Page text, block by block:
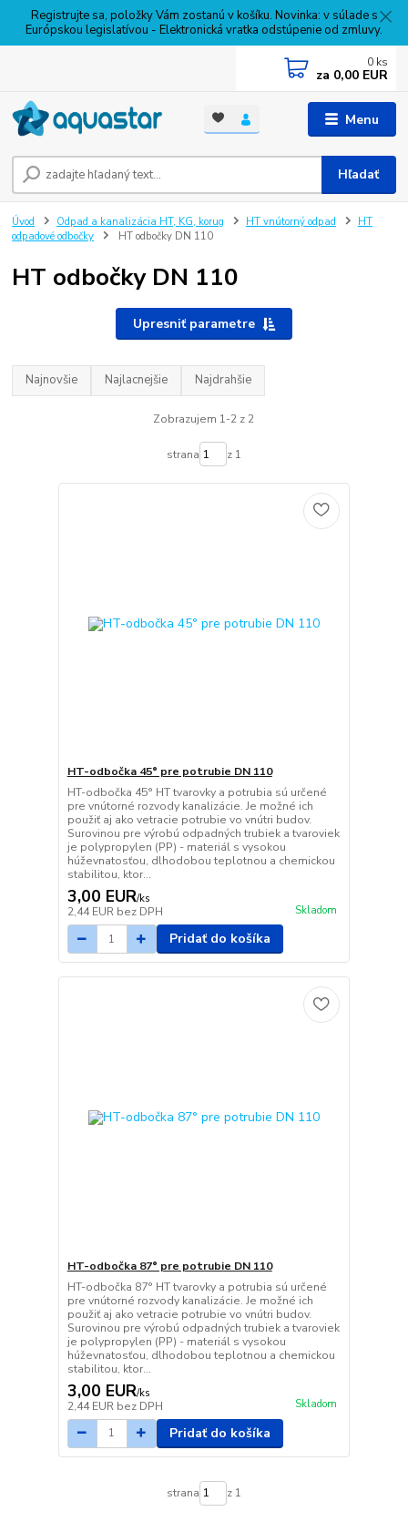
Registrujte sa, položky Vám zostanú v košíku. Novinka: v súlade s
Európskou legislatívou - Elektronická vratka odstúpenie od zmluvy.
Menu
Hľadať
0 ks
za 0,00 EUR
Úvod Odpad a kanalizácia HT, KG, korug HT vnútorný odpad
HT
odpadové odbočky
HT odbočky DN 110
HT odbočky DN 110
Upresniť parametre
Najnovšie Najlacnejšie Najdrahšie
Zobrazujem 1-2 z 2
strana z 1
HT-odbočka 45° pre potrubie DN 110
HT-odbočka 45° HT tvarovky a potrubia sú určené
pre vnútorné rozvody kanalizácie. Je možné ich
použiť aj ako vetracie potrubie vo vnútri budov.
Surovinou pre výrobú odpadných trubiek a tvaroviek
je polypropylen (PP) - materiál s vysokou
húževnatosťou, dlhodobou teplotnou a chemickou
stabilitou, ktor...
3,00 EUR/ks
2,44 EUR bez DPH Skladom
Pridať do košíka
HT-odbočka 87° pre potrubie DN 110
HT-odbočka 87° HT tvarovky a potrubia sú určené
pre vnútorné rozvody kanalizácie. Je možné ich
použiť aj ako vetracie potrubie vo vnútri budov.
Surovinou pre výrobú odpadných trubiek a tvaroviek
je polypropylen (PP) - materiál s vysokou
húževnatosťou, dlhodobou teplotnou a chemickou
stabilitou, ktor...
3,00 EUR/ks
2,44 EUR bez DPH Skladom
Pridať do košíka
strana z 1